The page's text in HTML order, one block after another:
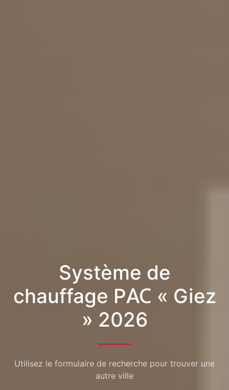
Système de
chauffage PAC « Giez
» 2026
Utilisez le formulaire de recherche pour trouver une
autre ville